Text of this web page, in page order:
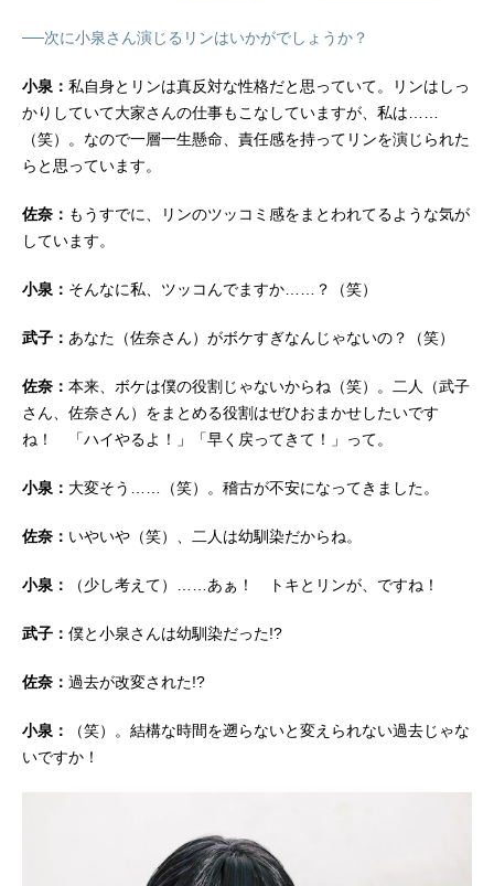
──次に小泉さん演じるリンはいかがでしょうか？
小泉： 私自身とリンは真反対な性格だと思っていて。リンはしっ
かりしていて大家さんの仕事もこなしていますが、私は……
（笑）。なので一層一生懸命、責任感を持ってリンを演じられた
らと思っています。
佐奈： もうすでに、リンのツッコミ感をまとわれてるような気が
しています。
小泉： そんなに私、ツッコんでますか……？（笑）
武子： あなた（佐奈さん）がボケすぎなんじゃないの？（笑）
佐奈： 本来、ボケは僕の役割じゃないからね（笑）。二人（武子
さん、佐奈さん）をまとめる役割はぜひおまかせしたいです
ね！ 「ハイやるよ！」「早く戻ってきて！」って。
小泉： 大変そう……（笑）。稽古が不安になってきました。
佐奈： いやいや（笑）、二人は幼馴染だからね。
小泉： （少し考えて）……あぁ！ トキとリンが、ですね！
武子： 僕と小泉さんは幼馴染だった!?
佐奈： 過去が改変された!?
小泉：
（笑）。結構な時間を遡らないと変えられない過去じゃな
いですか！